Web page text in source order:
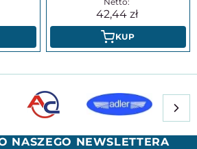
42,44
KUP
NASZEGO NEWSLETTERA